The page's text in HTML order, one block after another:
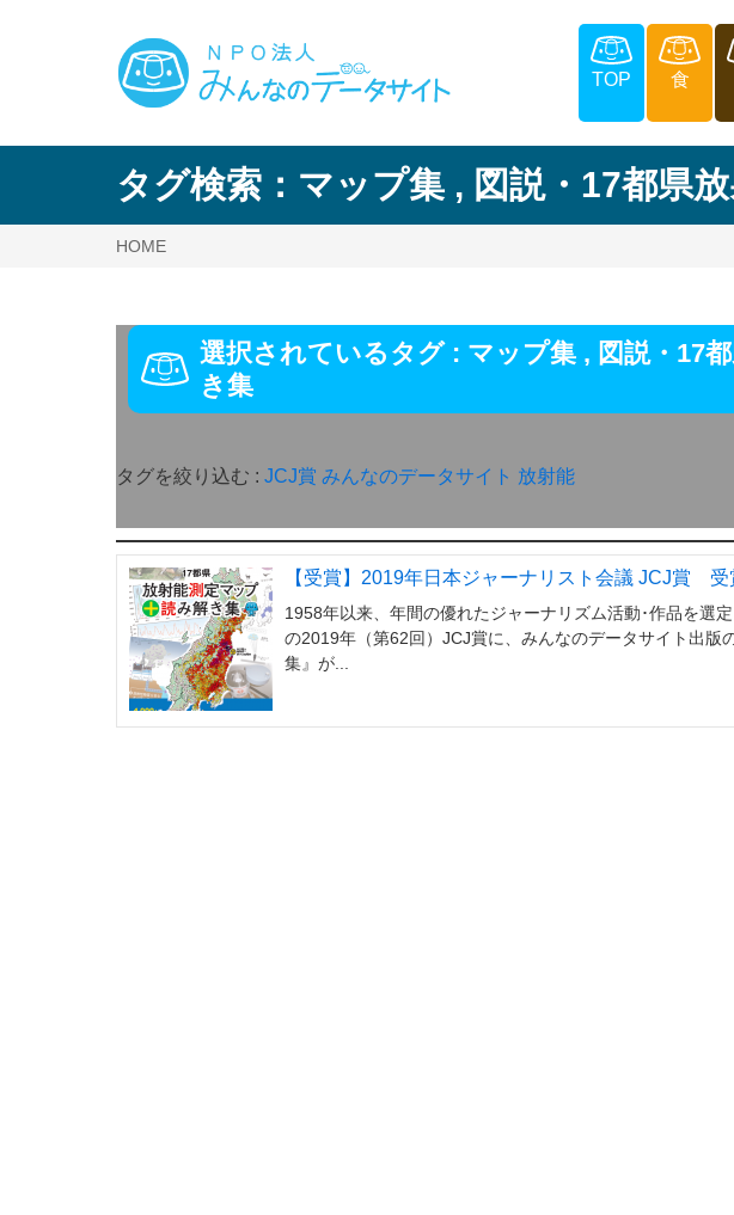
TOP 食
タグ検索： マップ集 , 図説・17都県
HOME
選択されているタグ : マップ集 , 図説・17
き集
タグを絞り込む : JCJ賞 みんなのデータサイト 放射能
【受賞】2019年日本ジャーナリスト会議 JCJ賞
1958年以来、年間の優れたジャーナリズム活動･作品を選
の2019年（第62回）JCJ賞に、みんなのデータサイト出版
集』が...